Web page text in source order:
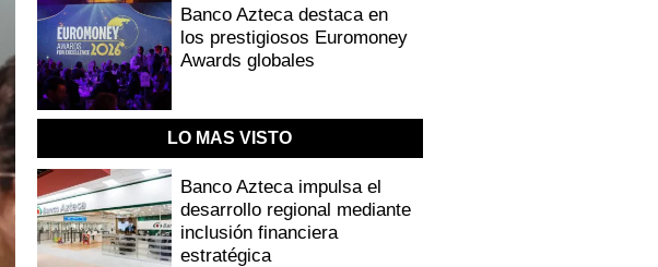
Banco Azteca destaca en
los prestigiosos Euromoney
Awards globales
LO MAS VISTO
Banco Azteca impulsa el
desarrollo regional mediante
inclusión financiera
estratégica